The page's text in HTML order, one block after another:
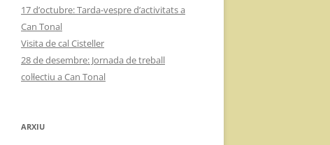
17 d’octubre: Tarda-vespre d’activitats a
Can Tonal
Visita de cal Cisteller
28 de desembre: Jornada de treball
col·lectiu a Can Tonal
ARXIU